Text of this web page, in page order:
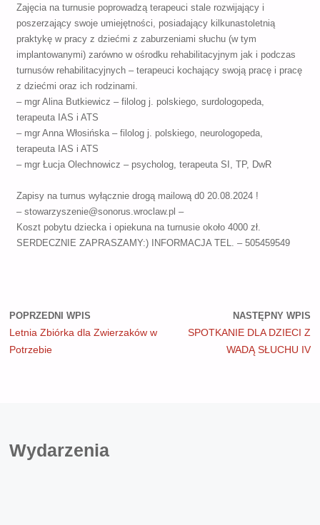
Zajęcia na turnusie poprowadzą terapeuci stale rozwijający i
poszerzający swoje umiejętności, posiadający kilkunastoletnią
praktykę w pracy z dziećmi z zaburzeniami słuchu (w tym
implantowanymi) zarówno w ośrodku rehabilitacyjnym jak i podczas
turnusów rehabilitacyjnych – terapeuci kochający swoją pracę i pracę
z dziećmi oraz ich rodzinami.
– mgr Alina Butkiewicz – filolog j. polskiego, surdologopeda,
terapeuta IAS i ATS
– mgr Anna Włosińska – filolog j. polskiego, neurologopeda,
terapeuta IAS i ATS
– mgr Łucja Olechnowicz – psycholog, terapeuta SI, TP, DwR
Zapisy na turnus wyłącznie drogą mailową d0 20.08.2024 !
– stowarzyszenie@sonorus.wroclaw.pl –
Koszt pobytu dziecka i opiekuna na turnusie około 4000 zł.
SERDECZNIE ZAPRASZAMY:) INFORMACJA TEL. – 505459549
POPRZEDNI WPIS
Letnia Zbiórka dla Zwierzaków w
Potrzebie
NASTĘPNY WPIS
SPOTKANIE DLA DZIECI Z
WADĄ SŁUCHU IV
Wydarzenia